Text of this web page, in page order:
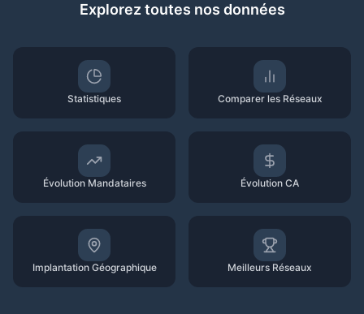
Explorez toutes nos données
Statistiques Comparer les Réseaux
Évolution Mandataires Évolution CA
Implantation Géographique Meilleurs Réseaux